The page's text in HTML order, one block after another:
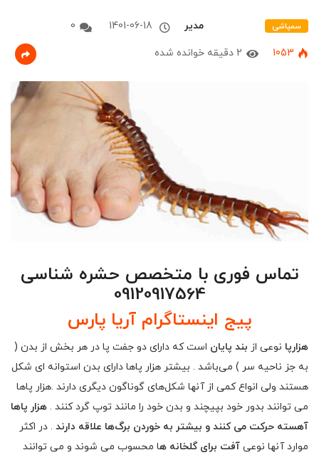
سمپاشی مدیر
0
1053
2 دقیقه خوانده شده
تماس فوری با متخصص حشره شناسی
09120917564
پیج اینستاگرام آریا پارس
هزارپا نوعی از بند پایان است که دارای دو جفت پا در هر بخش از بدن (
به جز ناحیه سر ) می‌باشد . بیشتر هزار پاها دارای بدن استوانه ای شکل
هستند ولی انواع کمی از آنها شکل‌های گوناگون دیگری دارند .هزار پاها
می توانند بدور خود بپیچند و بدن خود را مانند توپ گرد کنند . هزار پاها
آهسته حرکت می کنند و بیشتر به خوردن برگ‌ها علاقه دارند . در اکثر
موارد آنها نوعی آفت برای گلخانه ها محسوب می شوند و می توانند